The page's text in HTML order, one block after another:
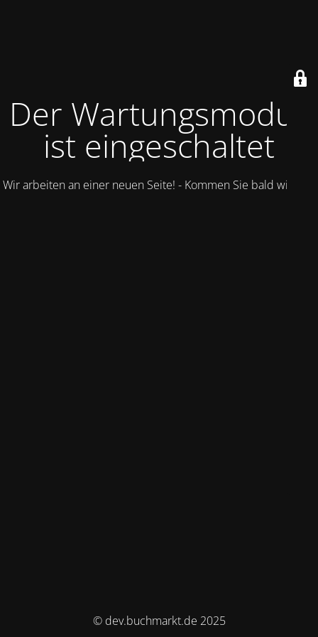
Der Wartungsmodus
ist eingeschaltet
Wir arbeiten an einer neuen Seite! - Kommen Sie bald wieder.
© dev.buchmarkt.de 2025